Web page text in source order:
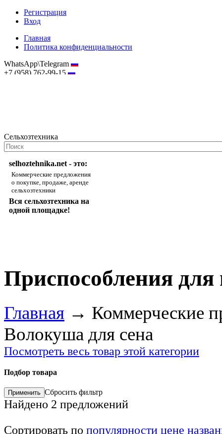
Регистрация
Вход
Главная
Политика конфиденциальности
WhatsApp\Telegram
+7 (958) 762-99-15
Сельхозтехника
selhoztehnika.net - это:
Коммерческие предложения
о покупке, продаже, аренде
сельхозтехники
Вся сельхозтехника на
одной площадке!
Приспособления
Главная → Коммерческие
Волокуша для сена
Посмотреть весь товар этой категории
Подбор товара
Сбросить фильтр
Найдено 2 предложений
Сортировать по популярности цене